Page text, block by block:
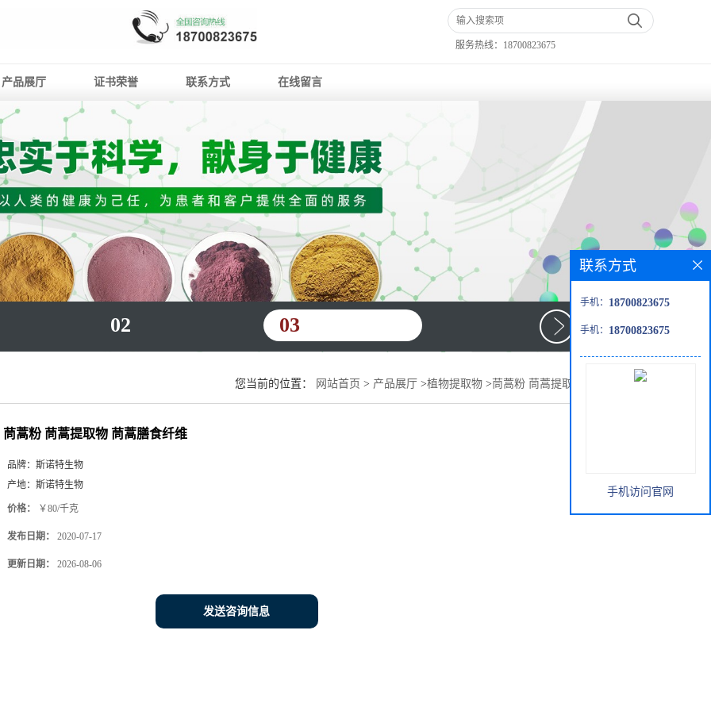
服务热线： 18700823675
产品展厅 证书荣誉 联系方式 在线留言
02 03
您当前的位置： 网站首页 > 产品展厅 >植物提取物 >茼蒿粉 茼蒿提取物 茼蒿膳食纤维
茼蒿粉 茼蒿提取物 茼蒿膳食纤维
品牌： 斯诺特生物
产地： 斯诺特生物
价格： ￥80/千克
发布日期： 2020-07-17
更新日期： 2026-08-06
发送咨询信息
联系方式
手机： 18700823675
手机： 18700823675
手机访问官网